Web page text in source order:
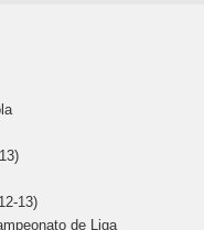
13)
de Liga